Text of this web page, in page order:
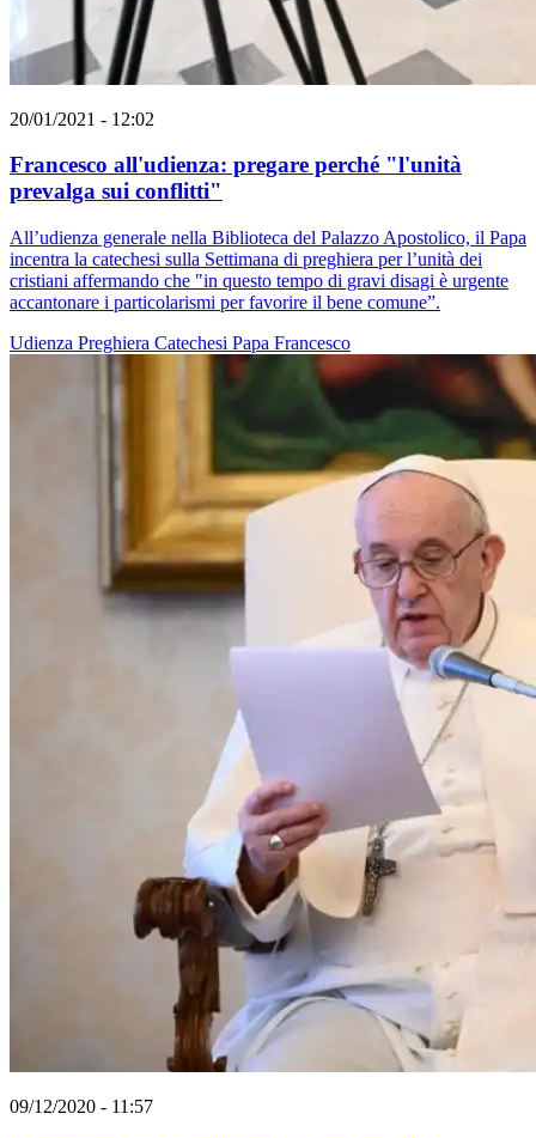
20/01/2021 - 12:02
Francesco all'udienza: pregare perché "l'unità
prevalga sui conflitti"
All’udienza generale nella Biblioteca del Palazzo Apostolico, il Papa
incentra la catechesi sulla Settimana di preghiera per l’unità dei
cristiani affermando che "in questo tempo di gravi disagi è urgente
accantonare i particolarismi per favorire il bene comune”.
Udienza Preghiera Catechesi Papa Francesco
09/12/2020 - 11:57